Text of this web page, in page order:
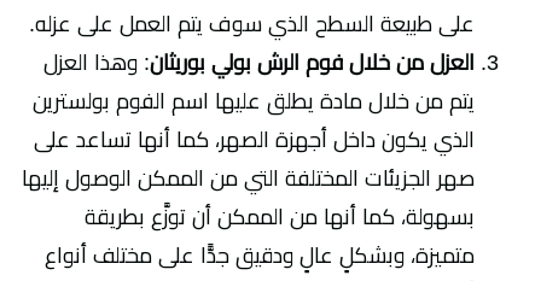
على طبيعة السطح الذي سوف يتم العمل على عزله.
العزل من خلال فوم الرش بولي بوريثان: وهذا العزل
يتم من خلال مادة يطلق عليها اسم الفوم بولسترين
الذي يكون داخل أجهزة الصهر، كما أنها تساعد على
صهر الجزيئات المختلفة التي من الممكن الوصول إليها
بسهولة، كما أنها من الممكن أن توزَّع بطريقة
متميزة، وبشكلٍ عالٍ ودقيق جدًّا على مختلف أنواع